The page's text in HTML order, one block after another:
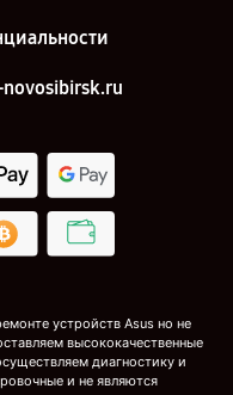
устройств Asus но не
высококачественные
диагностику и
и не являются